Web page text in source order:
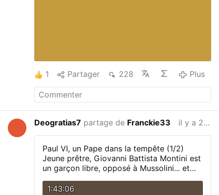
1 Partager 228 Plus
Deogratias7 partage de Franckie33 il y a 2 semaines
Paul VI, un Pape dans la tempête (1/2)
Jeune prêtre, Giovanni Battista Montini est
un garçon libre, opposé à Mussolini... et
Pape ! Traversant la 2° guerre mondiale,
1:43:06